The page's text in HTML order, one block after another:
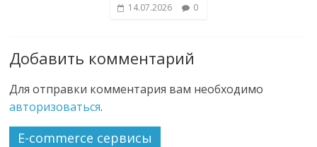
14.07.2026 0
Добавить комментарий
Для отправки комментария вам необходимо
авторизоваться.
E-commerce сервисы